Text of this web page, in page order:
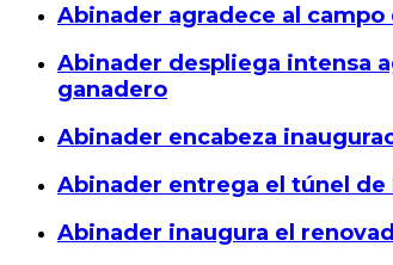
Abinader agradece al
Abinader despliega intensa
ganadero
Abinader encabeza
Abinader entrega el túnel de
Abinader inaugura el